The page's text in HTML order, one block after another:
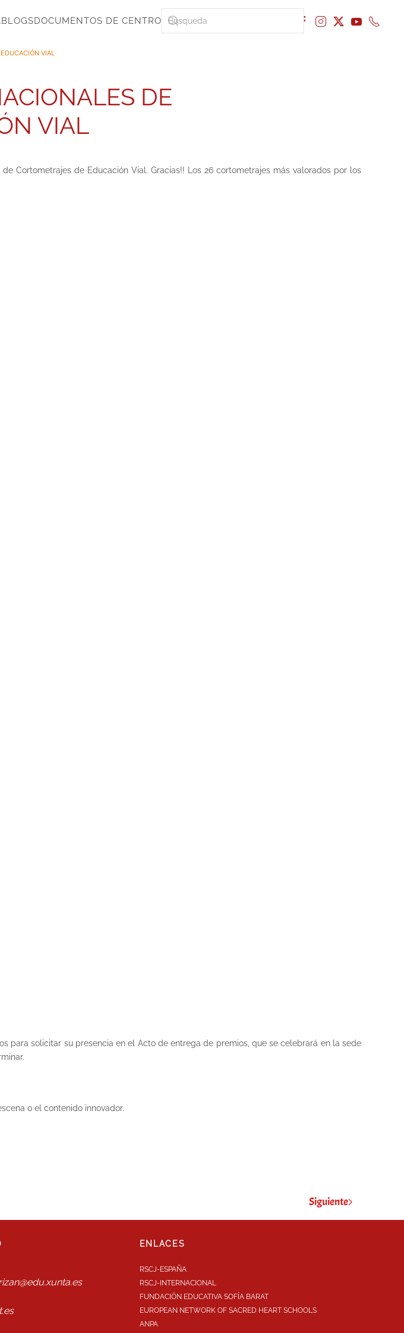
BLOGSDOCUMENTOS DE CENTRO
VIAL
DE
VIAL
Cortometrajes de Educación Vial. Gracias!! Los 26 cortometrajes más valorados por los
para solicitar su presencia en el Acto de entrega de premios, que se celebrará en la sede
o el contenido innovador.
Siguiente
ENLACES
RSCJ-ESPAÑA
RSCJ-INTERNACIONAL
FUNDACIÓN EDUCATIVA SOFÍA BARAT
EUROPEAN NETWORK OF SACRED HEART SCHOOLS
ANPA